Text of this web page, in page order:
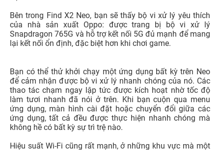
Hiệu suất & Pin
Bộ vi xử lý Snapdragon 765G
RAM 12GB / bộ nhớ 128GB
Pin 4.025mAh
Sạc nhanh 30W VOOC 4.0
là bộ vi xử lý và dung lượng pin của thiết bị có thể cung
cấp cho chúng ta năng lượng cho một ngày dài. Đặc biệt
là trong thế giới của những chiếc điện thoại chạy hệ điều
hành Android, chúng ta đã thấy nhiều điện thoại trong
những năm qua sử dụng các chipset khác nhau và có
khả năng giúp bạn sử dụng cả ngày mà không gặp trục
trặc lớn nào.
Bên trong Find X2 Neo, bạn sẽ thấy bộ vi xử lý yêu thích